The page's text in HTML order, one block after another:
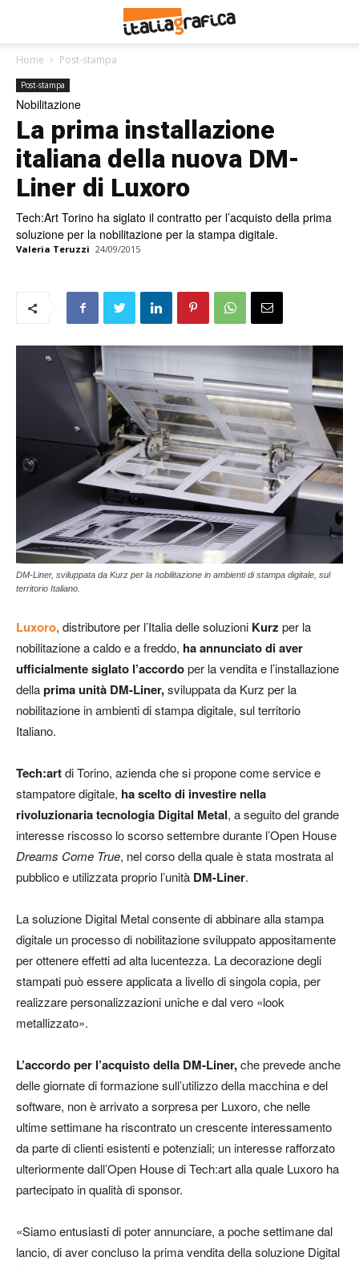
Home Post-stampa
Post-stampa
Nobilitazione
La prima installazione
italiana della nuova DM-
Liner di Luxoro
Tech:Art Torino ha siglato il contratto per l’acquisto della prima
soluzione per la nobilitazione per la stampa digitale.
Valeria Teruzzi 24/09/2015
DM-Liner, sviluppata da Kurz per la nobilitazione in ambienti di stampa digitale, sul
territorio Italiano.
Luxoro, distributore per l’Italia delle soluzioni Kurz per la
nobilitazione a caldo e a freddo, ha annunciato di aver
ufficialmente siglato l’accordoper la vendita e l’installazione
dellaprima unità DM-Liner,sviluppata da Kurz per la
nobilitazione in ambienti di stampa digitale, sul territorio
Italiano.
Tech:artdi Torino, azienda che si propone come service e
stampatore digitale, ha scelto di investire nella
rivoluzionaria tecnologia Digital Metal, a seguito del grande
interesse riscosso lo scorso settembre durante l’Open House
Dreams Come True, nel corso della quale è stata mostrata al
pubblico e utilizzata proprio l’unità DM-Liner.
La soluzione Digital Metal consente di abbinare alla stampa
digitale un processo di nobilitazione sviluppato appositamente
per ottenere effetti ad alta lucentezza. La decorazione degli
stampati può essere applicata a livello di singola copia, per
realizzare personalizzazioni uniche e dal vero «look
metallizzato».
L’accordo per l’acquisto della DM-Liner,che prevede anche
delle giornate di formazione sull’utilizzo della macchina e del
software, non è arrivato a sorpresa per Luxoro, che nelle
ultime settimane ha riscontrato un crescente interessamento
da parte di clienti esistenti e potenziali; un interesse rafforzato
ulteriormente dall’Open House di Tech:art alla quale Luxoro ha
partecipato in qualità di sponsor.
«Siamo entusiasti di poter annunciare, a poche settimane dal
lancio, di aver concluso la prima vendita della soluzione Digital